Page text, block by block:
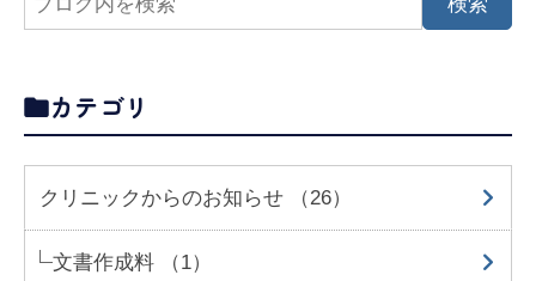
カテゴリ
クリニックからのお知らせ （26）
文書作成料 （1）